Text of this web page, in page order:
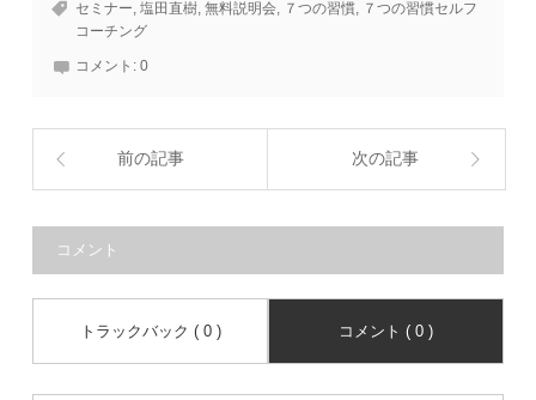
セミナー,塩田直樹,無料説明会, ７つの習慣, ７つの習慣セルフ
コーチング
コメント:0
前の記事 次の記事
コメント
トラックバック ( 0 ) コメント ( 0 )